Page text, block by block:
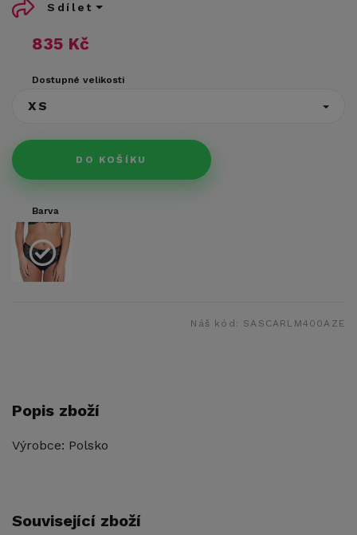
835 Kč
Dostupné velikosti
XS
DO KOŠÍKU
Sdílet
Barva
Náš kód: SASCARLM400AZE
Popis zboží
Výrobce: Polsko
Související zboží